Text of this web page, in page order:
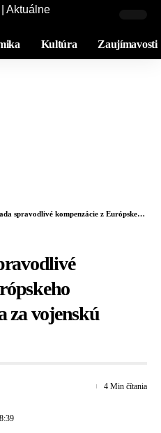
Kultúra Zaujímavosti
kompenzácie z Európskeho mierového nástroja za vojenskú pomoc Ukrajine
za vojenskú
4 Min čítania